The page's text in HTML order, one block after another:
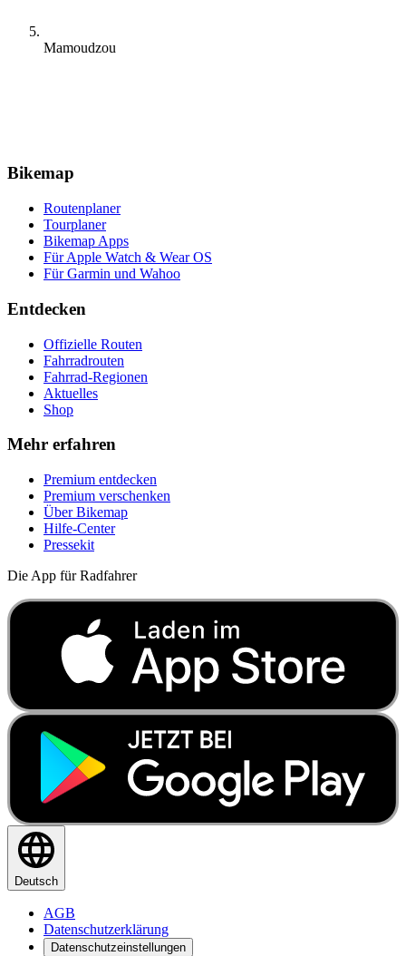
Mamoudzou
Bikemap
Routenplaner
Tourplaner
Bikemap Apps
Für Apple Watch & Wear OS
Für Garmin und Wahoo
Entdecken
Offizielle Routen
Fahrradrouten
Fahrrad-Regionen
Aktuelles
Shop
Mehr erfahren
Premium entdecken
Premium verschenken
Über Bikemap
Hilfe-Center
Pressekit
Die App für Radfahrer
Deutsch
AGB
Datenschutzerklärung
Datenschutzeinstellungen